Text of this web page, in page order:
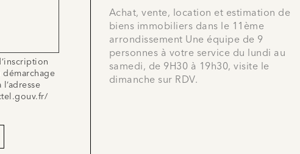
démarchage
Achat, vente, location et estimation de
biens immobiliers dans le 11ème
arrondissement Une équipe de 9
personnes à votre service du lundi au
samedi, de 9H30 à 19h30, visite le
dimanche sur RDV.